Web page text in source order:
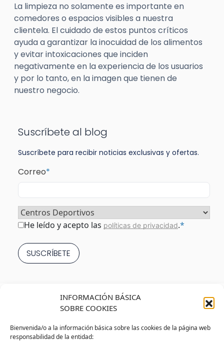
INFORMACIÓN BÁSICA
SOBRE COOKIES
Bienvenida/o a la información básica sobre las cookies de la página web
responsabilidad de la entidad:
La limpieza no solamente es importante en
comedores o espacios visibles a nuestra
clientela. El cuidado de estos puntos críticos
ayuda a garantizar la inocuidad de los alimentos
y evitar intoxicaciones que inciden
negativamente en la experiencia de los usuarios
y por lo tanto, en la imagen que tienen de
nuestro negocio.
Suscríbete al blog
Suscríbete para recibir noticias exclusivas y ofertas.
Correo*
Sector*
Consentimiento*
He leído y acepto las políticas de privacidad.*